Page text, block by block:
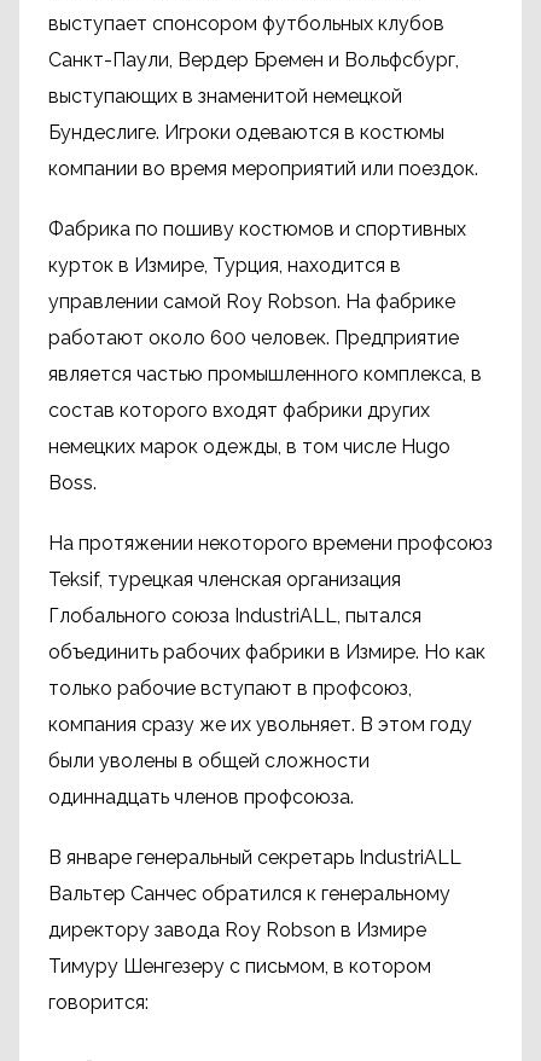
выступает спонсором футбольных клубов
Санкт-Паули, Вердер Бремен и Вольфсбург,
выступающих в знаменитой немецкой
Бундеслиге. Игроки одеваются в костюмы
компании во время мероприятий или поездок.
Фабрика по пошиву костюмов и спортивных
курток в Измире, Турция, находится в
управлении самой Roy Robson. На фабрике
работают около 600 человек. Предприятие
является частью промышленного комплекса, в
состав которого входят фабрики других
немецких марок одежды, в том числе Hugo
Boss.
На протяжении некоторого времени профсоюз
Teksif, турецкая членская организация
Глобального союза IndustriALL, пытался
объединить рабочих фабрики в Измире. Но как
только рабочие вступают в профсоюз,
компания сразу же их увольняет. В этом году
были уволены в общей сложности
одиннадцать членов профсоюза.
В январе генеральный секретарь IndustriALL
Вальтер Санчес обратился к генеральному
директору завода Roy Robson в Измире
Тимуру Шенгезеру с письмом, в котором
говорится: